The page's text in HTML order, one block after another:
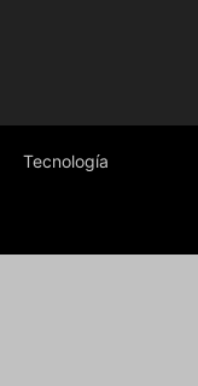
Tecnología